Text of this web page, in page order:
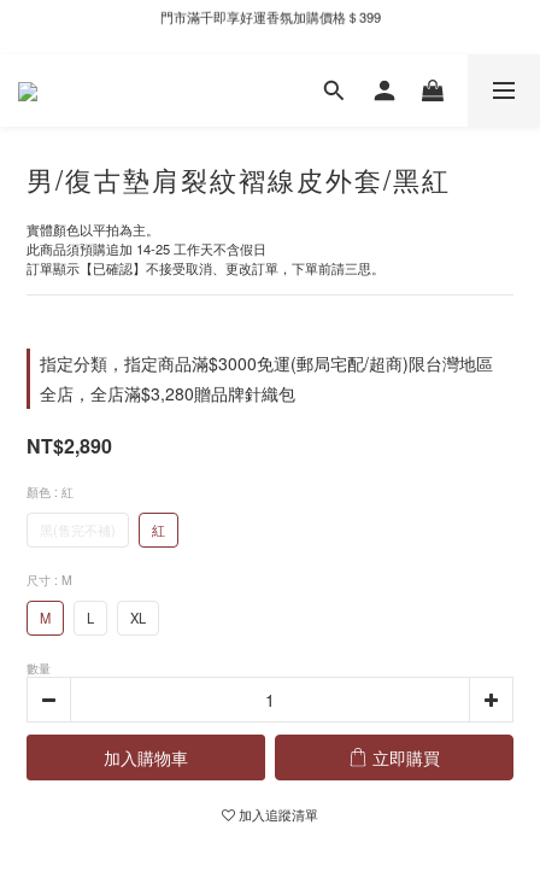
新自製款系列首批限時優惠｜單件95折，任兩件9折
門市滿千即享好運香氛加購價格＄399
男/復古墊肩裂紋褶線皮外套/黑紅
實體顏色以平拍為主。
此商品須預購追加 14-25 工作天不含假日
訂單顯示【已確認】不接受取消、更改訂單，下單前請三思。
指定分類，指定商品滿$3000免運(郵局宅配/超商)限台灣地區
全店，全店滿$3,280贈品牌針織包
NT$2,890
顏色 : 紅
黑(售完不補) 紅
尺寸 : M
M L XL
數量
加入購物車 立即購買
加入追蹤清單